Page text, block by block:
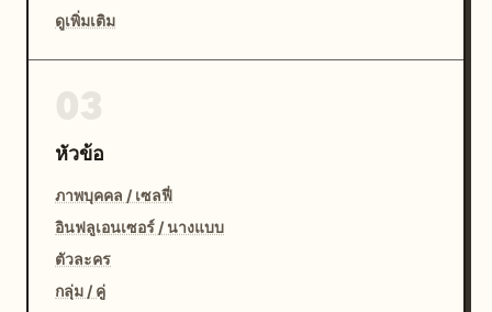
ดูเพิ่มเติม
หัวข้อ
ภาพบุคคล / เซลฟี่
อินฟลูเอนเซอร์ / นางแบบ
ตัวละคร
กลุ่ม / คู่